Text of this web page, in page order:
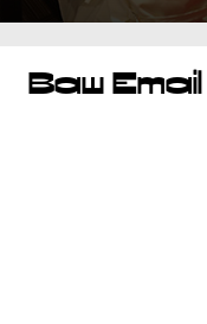
Ваш Email